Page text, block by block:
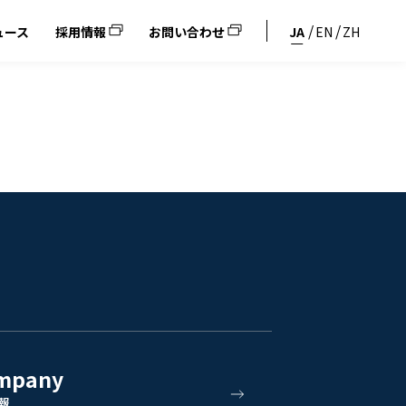
ース 採用情報 お問い合わせ JA EN ZH